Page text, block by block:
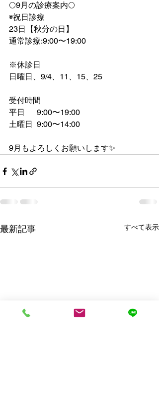
🌕9月の診療案内🌕
◉祝日診療
23日【秋分の日】
通常診療:9:00〜19:00
※休診日
日曜日、9/4、11、15、25
受付時間
平日      9:00〜19:00
土曜日  9:00〜14:00
9月もよろしくお願いします✨
最新記事 すべて表示